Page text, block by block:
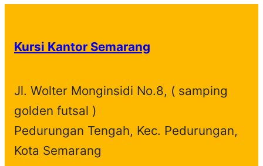
Kursi Kantor Semarang
Jl. Wolter Monginsidi No.8, ( samping
golden futsal )
Pedurungan Tengah, Kec. Pedurungan,
Kota Semarang